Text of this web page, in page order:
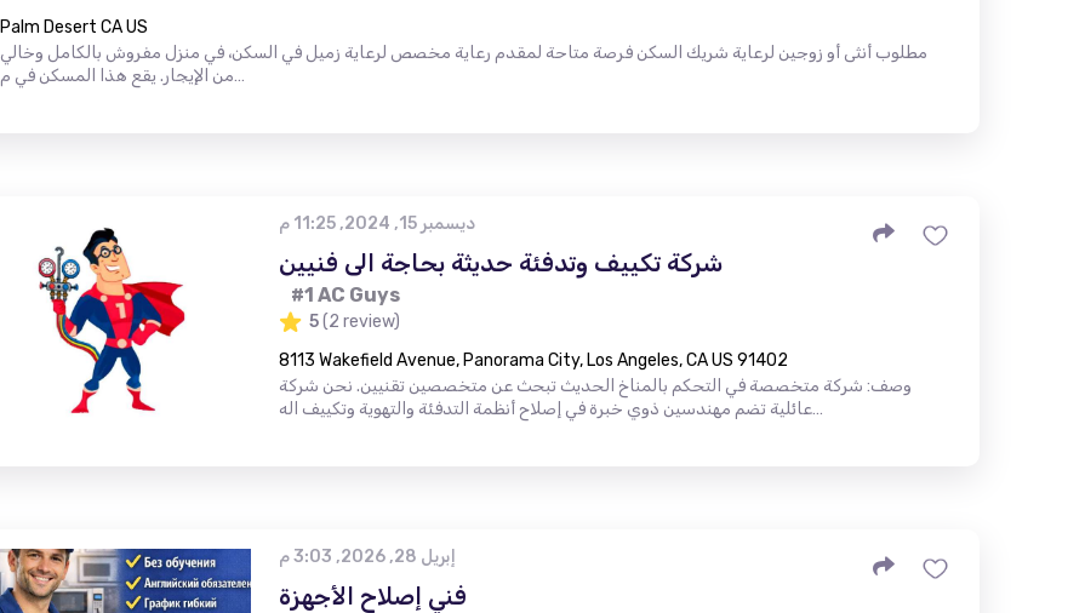
Palm Desert CA US
مطلوب أنثى أو زوجين لرعاية شريك السكن فرصة متاحة لمقدم رعاية مخصص لرعاية زميل في السكن، في منزل مفروش بالكامل وخالي
من الإيجار. يقع هذا المسكن في م…
ديسمبر 15, 2024, 11:25 م
شركة تكييف وتدفئة حديثة بحاجة الى فنيين
#1 AC Guys
5(2 review)
8113 Wakefield Avenue, Panorama City, Los Angeles, CA US 91402
وصف: شركة متخصصة في التحكم بالمناخ الحديث تبحث عن متخصصين تقنيين. نحن شركة
عائلية تضم مهندسين ذوي خبرة في إصلاح أنظمة التدفئة والتهوية وتكييف اله…
إبريل 28, 2026, 3:03 م
فني إصلاح الأجهزة